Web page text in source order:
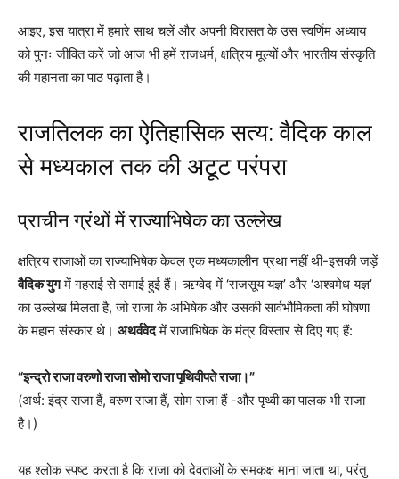
आइए, इस यात्रा में हमारे साथ चलें और अपनी विरासत के उस स्वर्णिम अध्याय
को पुनः जीवित करें जो आज भी हमें राजधर्म, क्षत्रिय मूल्यों और भारतीय संस्कृति
की महानता का पाठ पढ़ाता है।
राजतिलक का ऐतिहासिक सत्य: वैदिक काल
से मध्यकाल तक की अटूट परंपरा
प्राचीन ग्रंथों में राज्याभिषेक का उल्लेख
क्षत्रिय राजाओं का राज्याभिषेक केवल एक मध्यकालीन प्रथा नहीं थी-इसकी जड़ें
वैदिक युगमें गहराई से समाई हुई हैं। ऋग्वेद में ‘राजसूय यज्ञ’ और ‘अश्वमेध यज्ञ’
का उल्लेख मिलता है, जो राजा के अभिषेक और उसकी सार्वभौमिकता की घोषणा
के महान संस्कार थे। अथर्ववेदमें राजाभिषेक के मंत्र विस्तार से दिए गए हैं:
“इन्द्रो राजा वरुणो राजा सोमो राजा पृथिवीपते राजा।”
(अर्थ: इंद्र राजा हैं, वरुण राजा हैं, सोम राजा हैं -और पृथ्वी का पालक भी राजा
है।)
यह श्लोक स्पष्ट करता है कि राजा को देवताओं के समकक्ष माना जाता था, परंतु